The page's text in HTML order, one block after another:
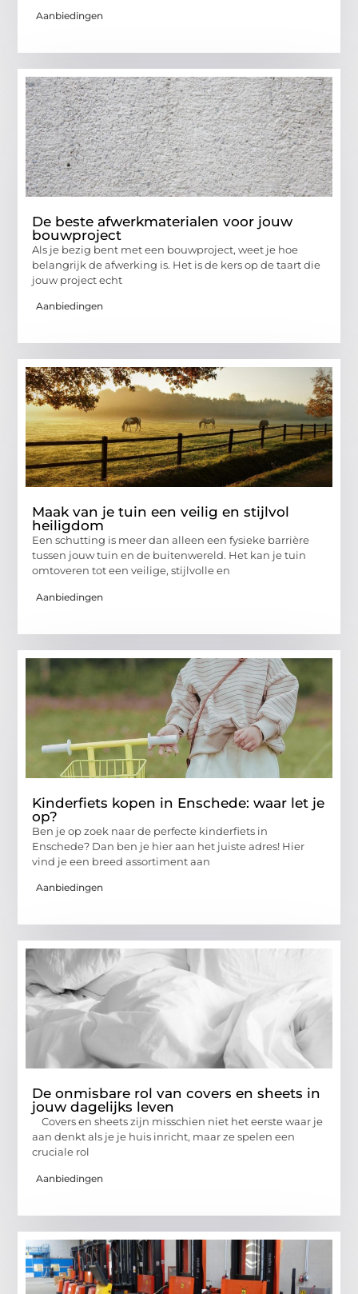
Aanbiedingen
De beste afwerkmaterialen voor jouw
bouwproject
Als je bezig bent met een bouwproject, weet je hoe
belangrijk de afwerking is. Het is de kers op de taart die
jouw project echt
Aanbiedingen
Maak van je tuin een veilig en stijlvol
heiligdom
Een schutting is meer dan alleen een fysieke barrière
tussen jouw tuin en de buitenwereld. Het kan je tuin
omtoveren tot een veilige, stijlvolle en
Aanbiedingen
Kinderfiets kopen in Enschede: waar let je
op?
Ben je op zoek naar de perfecte kinderfiets in
Enschede? Dan ben je hier aan het juiste adres! Hier
vind je een breed assortiment aan
Aanbiedingen
De onmisbare rol van covers en sheets in
jouw dagelijks leven
Covers en sheets zijn misschien niet het eerste waar je
aan denkt als je je huis inricht, maar ze spelen een
cruciale rol
Aanbiedingen